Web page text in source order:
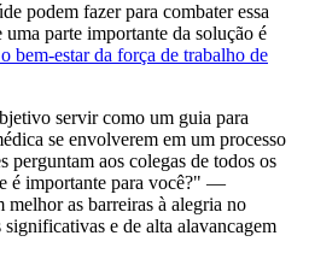
podem fazer para combater essa
parte importante da solução é
bem-estar da força de trabalho de
servir como um guia para
se envolverem em um processo
perguntam aos colegas de todos os
é importante para você?" —
melhor as barreiras à alegria no
e de alta alavancagem